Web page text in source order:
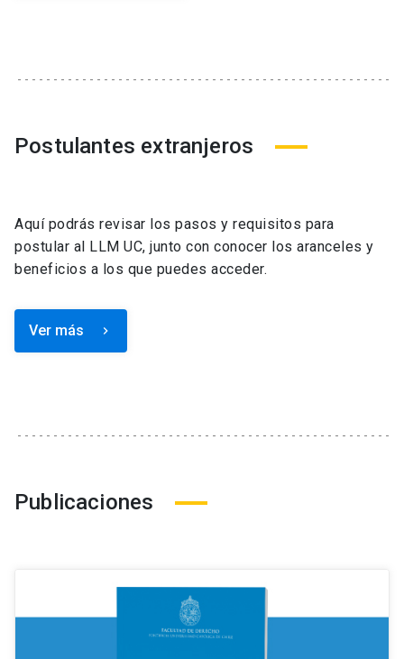
Postulantes extranjeros
Aquí podrás revisar los pasos y requisitos para
postular al LLM UC, junto con conocer los aranceles y
beneficios a los que puedes acceder.
Ver más keyboard_arrow_right
Publicaciones